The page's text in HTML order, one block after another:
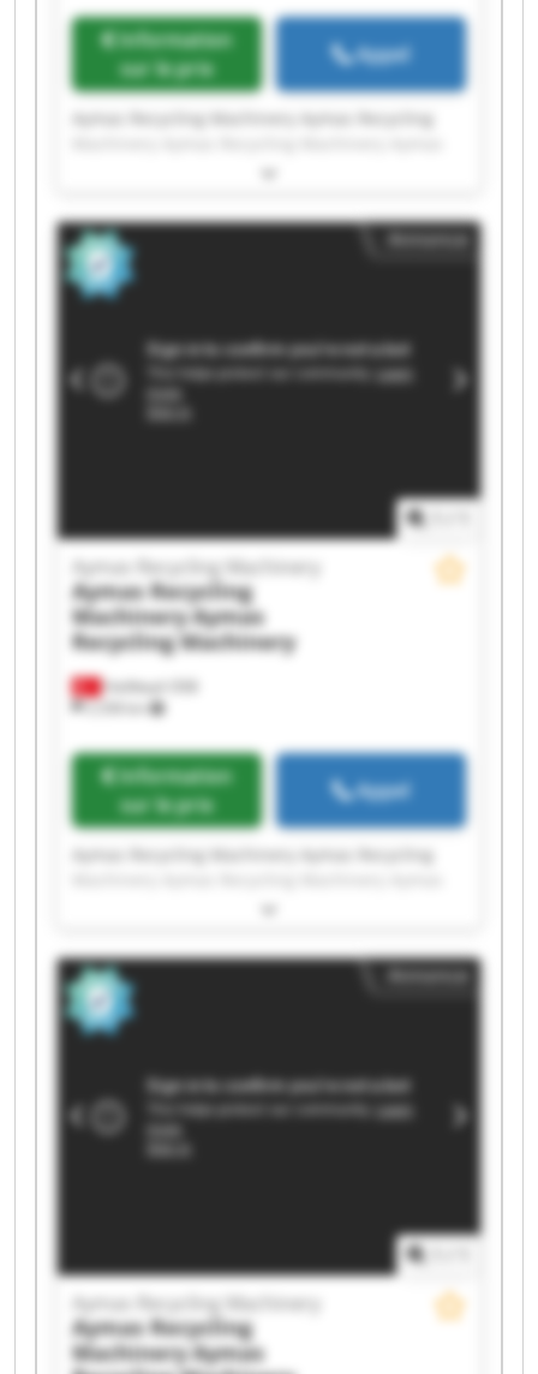
Information
sur le prix
Appel
Aymas Recycling Machinery Aymas Recycling
Recycling Machinery Aymas Recycling Machinery
Machinery Aymas Recycling Machinery Aymas
Recycling Machinery Aymas Recycling Machinery
Aymas Recycling Machinery Aymas Recycling
Machinery Aymas Recycling Machinery Aymas
Aymas Recycling Machinery Aymas Recycling
Machinery Aymas Recycling Machinery Aymas
Recycling Machinery Aymas Recycling Machinery
Halilbeyli OSB
2 258 km
Aymas Recycling Machinery
Aymas Recycling
Machinery Aymas
Recycling Machinery
Information
sur le prix
Appel
Aymas Recycling Machinery Aymas Recycling
Recycling Machinery Aymas Recycling Machinery
Machinery Aymas Recycling Machinery Aymas
Recycling Machinery Aymas Recycling Machinery
Aymas Recycling Machinery Aymas Recycling
Machinery Aymas Recycling Machinery Aymas
Aymas Recycling Machinery Aymas Recycling
Machinery Aymas Recycling Machinery Aymas
Recycling Machinery Aymas Recycling Machinery
Aymas Recycling Machinery
Aymas Recycling
Machinery Aymas